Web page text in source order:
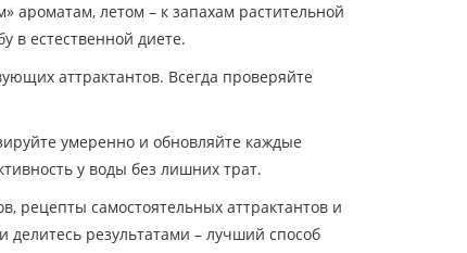
ароматам, летом – к запахам растительной
естественной диете.
аттрактантов. Всегда проверяйте
умеренно и обновляйте каждые
у воды без лишних трат.
рецепты самостоятельных аттрактантов и
результатами – лучший способ